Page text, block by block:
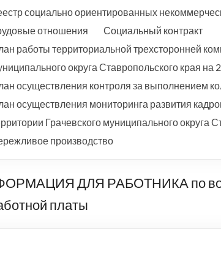
социально ориентированных
отношения
Социальный контракт
работы территориальной трехсторонней
округа Ставропольского края на
осуществления контроля за выполнением
осуществления мониторинга развития
Грачевского муниципального округа
производство
ДЛЯ РАБОТНИКА по
платы